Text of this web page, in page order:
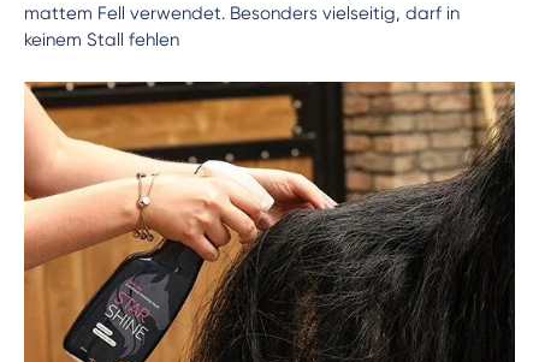
mattem Fell verwendet. Besonders vielseitig, darf in
keinem Stall fehlen